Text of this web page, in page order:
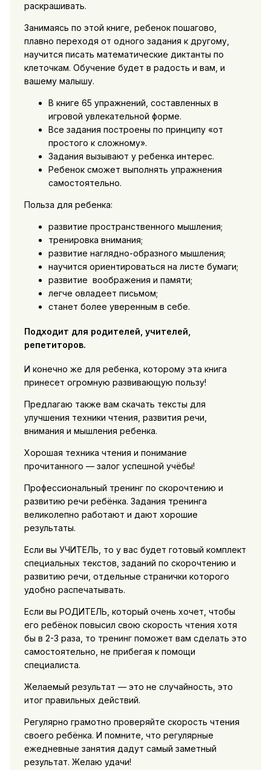
раскрашивать.
Занимаясь по этой книге, ребенок пошагово,
плавно переходя от одного задания к другому,
научится писать математические диктанты по
клеточкам. Обучение будет в радость и вам, и
вашему малышу.
В книге 65 упражнений, составленных в
игровой увлекательной форме.
Все задания построены по принципу «от
простого к сложному».
Задания вызывают у ребенка интерес.
Ребенок сможет выполнять упражнения
самостоятельно.
Польза для ребенка:
развитие пространственного мышления;
тренировка внимания;
развитие наглядно-образного мышления;
научится ориентироваться на листе бумаги;
развитие воображения и памяти;
легче овладеет письмом;
станет более уверенным в себе.
Подходит для родителей, учителей,
репетиторов.
И конечно же для ребенка, которому эта книга
принесет огромную развивающую пользу!
Предлагаю также вам скачать тексты для
улучшения техники чтения, развития речи,
внимания и мышления ребенка.
Хорошая техника чтения и понимание
прочитанного — залог успешной учёбы!
Профессиональный тренинг по скорочтению и
развитию речи ребёнка. Задания тренинга
великолепно работают и дают хорошие
результаты.
Если вы УЧИТЕЛЬ, то у вас будет готовый комплект
специальных текстов, заданий по скорочтению и
развитию речи, отдельные странички которого
удобно распечатывать.
Если вы РОДИТЕЛЬ, который очень хочет, чтобы
его ребёнок повысил свою скорость чтения хотя
бы в 2-3 раза, то тренинг поможет вам сделать это
самостоятельно, не прибегая к помощи
специалиста.
Желаемый результат — это не случайность, это
итог правильных действий.
Регулярно грамотно проверяйте скорость чтения
своего ребёнка. И помните, что регулярные
ежедневные занятия дадут самый заметный
результат. Желаю удачи!